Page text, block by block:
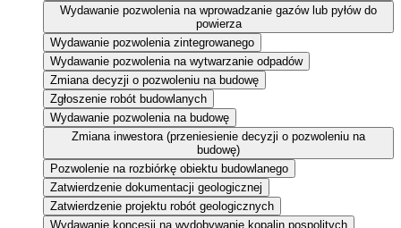
Wydawanie pozwolenia na wprowadzanie gazów lub pyłów do
powierza
Wydawanie pozwolenia zintegrowanego
Wydawanie pozwolenia na wytwarzanie odpadów
Zmiana decyzji o pozwoleniu na budowę
Zgłoszenie robót budowlanych
Wydawanie pozwolenia na budowę
Zmiana inwestora (przeniesienie decyzji o pozwoleniu na
budowę)
Pozwolenie na rozbiórkę obiektu budowlanego
Zatwierdzenie dokumentacji geologicznej
Zatwierdzenie projektu robót geologicznych
Wydawanie koncesji na wydobywanie kopalin pospolitych